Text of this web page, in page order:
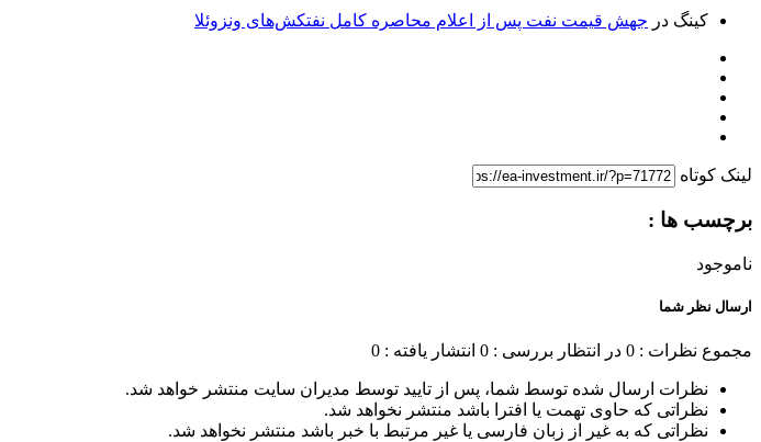
کینگ در جهش قیمت نفت پس از اعلام محاصره کامل نفتکش‌های ونزوئلا
لینک کوتاه
برچسب ها :
ناموجود
ارسال نظر شما
مجموع نظرات : 0 در انتظار بررسی : 0 انتشار یافته : 0
نظرات ارسال شده توسط شما، پس از تایید توسط مدیران سایت منتشر خواهد شد.
نظراتی که حاوی تهمت یا افترا باشد منتشر نخواهد شد.
نظراتی که به غیر از زبان فارسی یا غیر مرتبط با خبر باشد منتشر نخواهد شد.